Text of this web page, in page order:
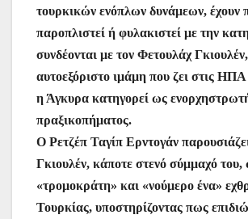
τουρκικών ενόπλων δυνάμεων, έχουν
παροπλιστεί ή φυλακιστεί με την
συνδέονται με τον Φετουλάχ
αυτοεξόριστο ιμάμη που ζει στις ΗΠΑ
η Άγκυρα κατηγορεί ως
πραξικοπήματος.
Ο Ρετζέπ Ταγίπ Ερντογάν
Γκιουλέν, κάποτε στενό σύμμαχό του,
«τρομοκράτη» και «νούμερο ένα»
Τουρκίας, υποστηρίζοντας πως